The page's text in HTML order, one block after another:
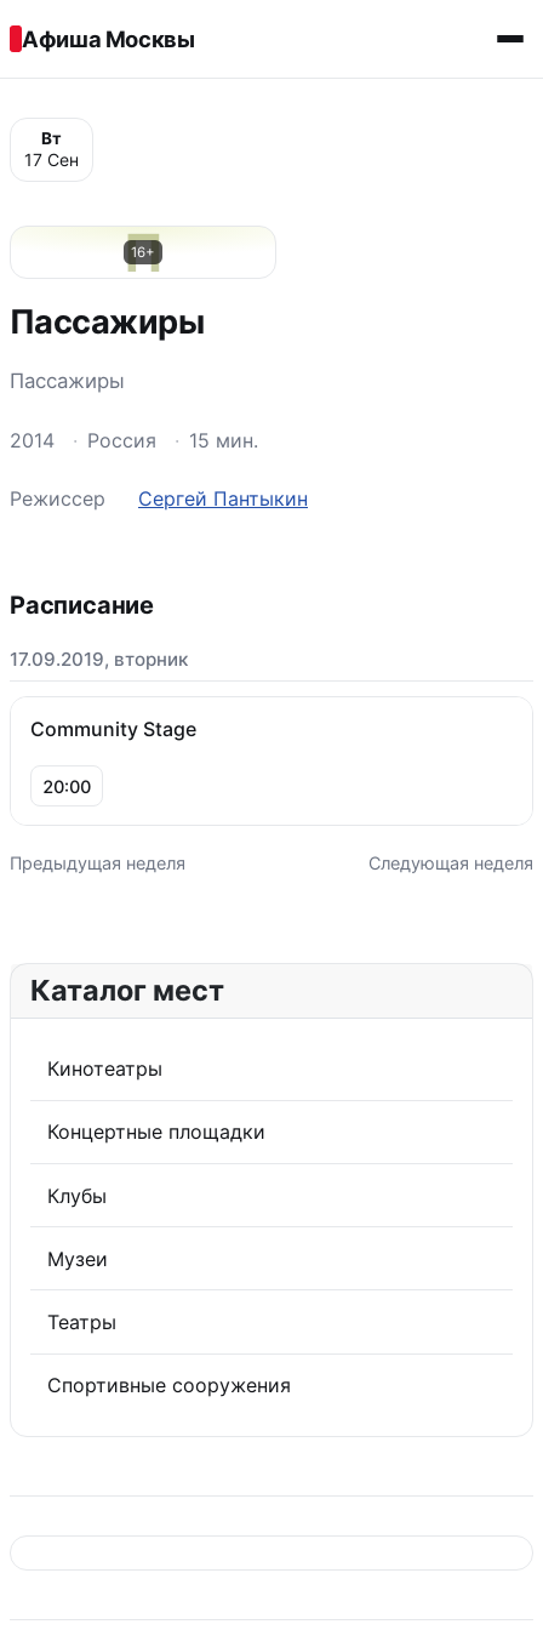
Афиша Москвы
Вт
17 Сен
П
16+
Пассажиры
Пассажиры
2014 · Россия · 15 мин.
Режиссер Сергей Пантыкин
Расписание
17.09.2019, вторник
Community Stage
20:00
Предыдущая неделя Следующая неделя
Каталог мест
Кинотеатры
Концертные площадки
Клубы
Музеи
Театры
Спортивные сооружения